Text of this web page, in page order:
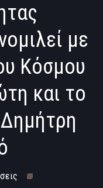
με
Κόσμου
και το